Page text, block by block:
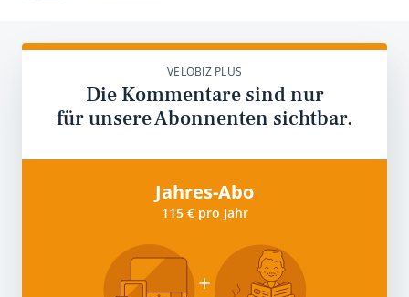
VELOBIZ PLUS
Die Kommentare sind nur
für unsere Abonnenten sichtbar.
Jahres-Abo
115 € pro Jahr